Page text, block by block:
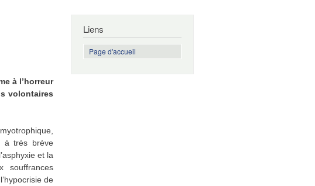
à l’horreur
volontaires
à très brève
et la
souffrances
de
Liens
Page d'accueil